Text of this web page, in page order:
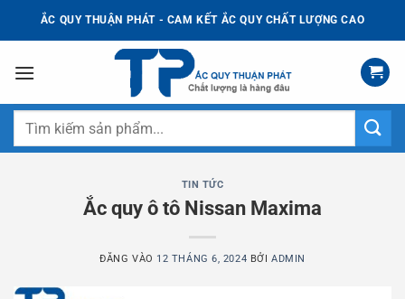
dung
ẮC QUY THUẬN PHÁT - CAM KẾT ẮC QUY CHẤT LƯỢNG CAO
Tìm
TIN TỨC
Ắc quy ô tô Nissan Maxima
ĐĂNG VÀO 12 THÁNG 6, 2024 BỞI ADMIN